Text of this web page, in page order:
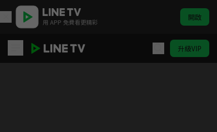
用 APP 免費看更精彩 開啟
升級VIP